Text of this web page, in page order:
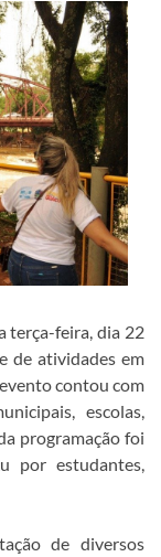
terça-feira, dia 22
de atividades em
contou com
escolas,
programação foi
por estudantes,
de diversos